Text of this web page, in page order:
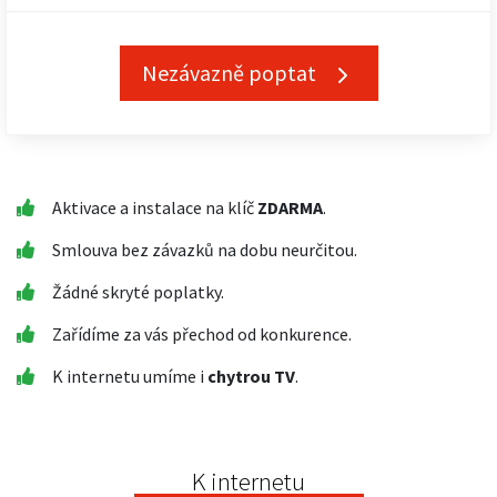
Nezávazně poptat
Aktivace a instalace na klíč ZDARMA.
Smlouva bez závazků na dobu neurčitou.
Žádné skryté poplatky.
Zařídíme za vás přechod od konkurence.
K internetu umíme i chytrou TV.
K internetu